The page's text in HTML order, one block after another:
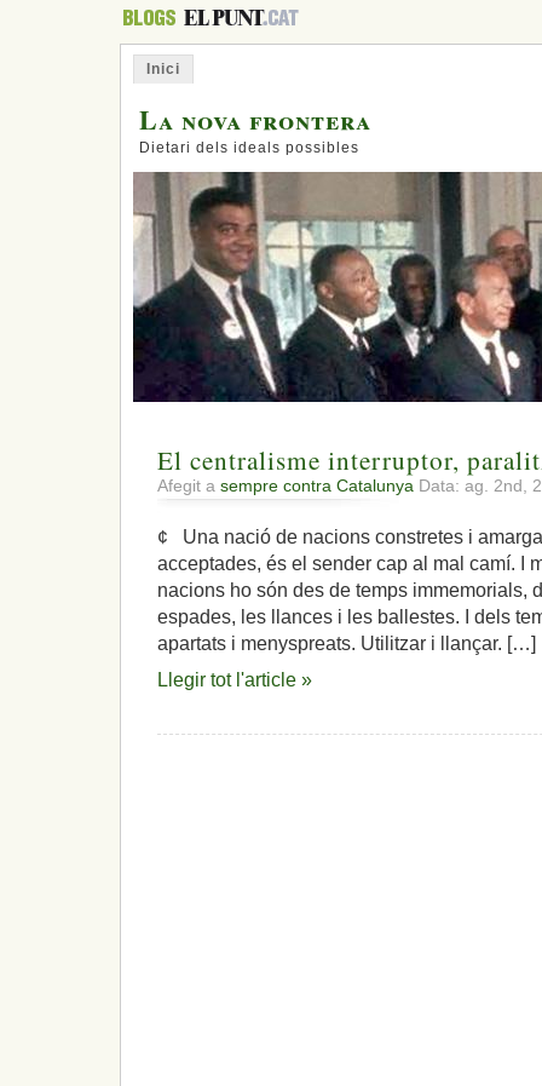
Inici
La nova frontera
Dietari dels ideals possibles
El centralisme interruptor,
Afegit a sempre contra Catalunya Data: ag. 2nd,
¢ Una nació de nacions constretes i
acceptades, és el sender cap al mal camí. I
nacions ho són des de temps immemorials,
espades, les llances i les ballestes. I dels
apartats i menyspreats. Utilitzar i llançar. […]
Llegir tot l'article »